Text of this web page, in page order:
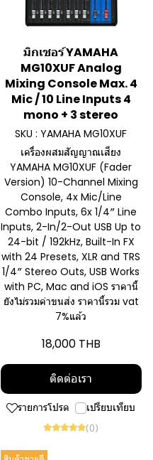
มิกเซอร์ YAMAHA
MG10XUF Analog
Mixing Console Max. 4
Mic / 10 Line Inputs 4
mono + 3 stereo
SKU : YAMAHA MG10XUF
เครื่องผสมสัญญาณเสียง
YAMAHA MG10XUF (Fader
Version) 10-Channel Mixing
Console, 4x Mic/Line
Combo Inputs, 6x 1/4″ Line
Inputs, 2-In/2-Out USB Up to
24-bit / 192kHz, Built-In FX
with 24 Presets, XLR and TRS
1/4″ Stereo Outs, USB Works
with PC, Mac and iOS ราคานี้
ยังไม่รวมค่าขนส่ง ราคานี้รวม vat
7%แล้ว
18,000 THB
ติดต่อเรา
รายการโปรด เปรียบเทียบ
(0)